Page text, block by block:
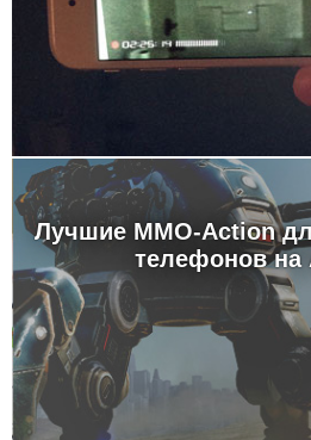
Лучшие MMO-Action
телефонов на